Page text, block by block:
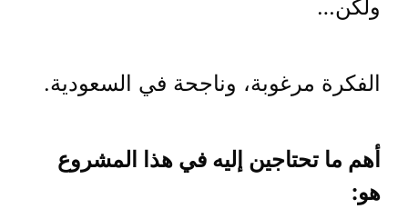
ولكن…
الفكرة مرغوبة، وناجحة في السعودية.
أهم ما تحتاجين إليه في هذا المشروع
هو: